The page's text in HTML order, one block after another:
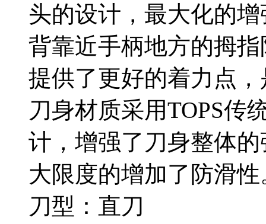
头的设计，最大化的
背靠近手柄地方的拇
提供了更好的着力点
刀身材质采用TOPS传
计，增强了刀身整体
大限度的增加了防滑性
刀型：直刀